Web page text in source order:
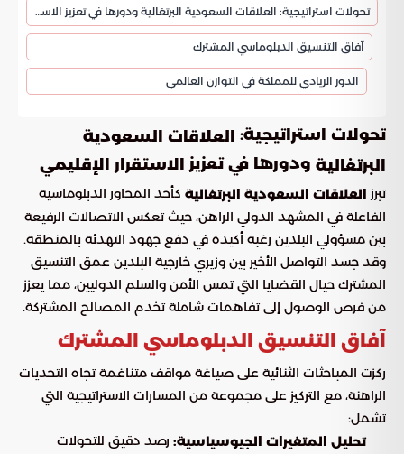
تحولات استراتيجية: العلاقات السعودية البرتغالية ودورها في تعزيز الاستقرار الإقليمي
آفاق التنسيق الدبلوماسي المشترك
الدور الريادي للمملكة في التوازن العالمي
تحولات استراتيجية:
العلاقات السعودية
البرتغالية ودورها في تعزيز الاستقرار الإقليمي
تبرز العلاقات السعودية البرتغالية كأحد المحاور الدبلوماسية
الفاعلة في المشهد الدولي الراهن، حيث تعكس الاتصالات الرفيعة
بين مسؤولي البلدين رغبة أكيدة في دفع جهود التهدئة بالمنطقة.
وقد جسد التواصل الأخير بين وزيري خارجية البلدين عمق التنسيق
المشترك حيال القضايا التي تمس الأمن والسلم الدوليين، مما يعزز
من فرص الوصول إلى تفاهمات شاملة تخدم المصالح المشتركة.
آفاق التنسيق الدبلوماسي المشترك
ركزت المباحثات الثنائية على صياغة مواقف متناغمة تجاه التحديات
الراهنة، مع التركيز على مجموعة من المسارات الاستراتيجية التي
تشمل:
تحليل المتغيرات الجيوسياسية: رصد دقيق للتحولات